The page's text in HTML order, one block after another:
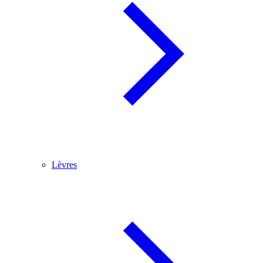
Lèvres